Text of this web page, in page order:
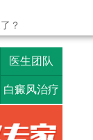
医生团队
白癜风治疗
？